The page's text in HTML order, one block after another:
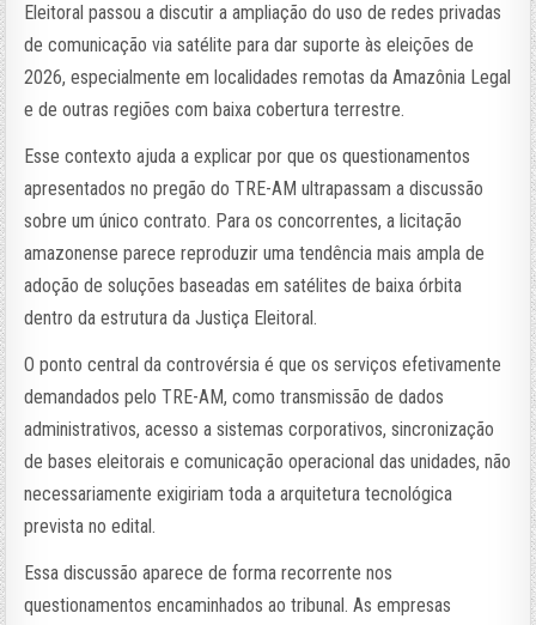
Eleitoral passou a discutir a ampliação do uso de redes privadas
de comunicação via satélite para dar suporte às eleições de
2026, especialmente em localidades remotas da Amazônia Legal
e de outras regiões com baixa cobertura terrestre.
Esse contexto ajuda a explicar por que os questionamentos
apresentados no pregão do TRE-AM ultrapassam a discussão
sobre um único contrato. Para os concorrentes, a licitação
amazonense parece reproduzir uma tendência mais ampla de
adoção de soluções baseadas em satélites de baixa órbita
dentro da estrutura da Justiça Eleitoral.
O ponto central da controvérsia é que os serviços efetivamente
demandados pelo TRE-AM, como transmissão de dados
administrativos, acesso a sistemas corporativos, sincronização
de bases eleitorais e comunicação operacional das unidades, não
necessariamente exigiriam toda a arquitetura tecnológica
prevista no edital.
Essa discussão aparece de forma recorrente nos
questionamentos encaminhados ao tribunal. As empresas